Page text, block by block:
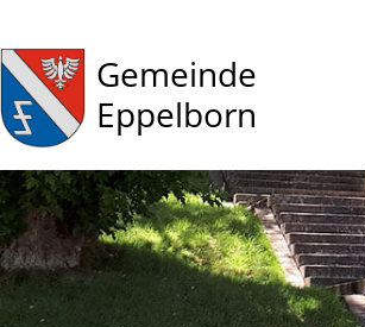
Gemeinde
Eppelborn